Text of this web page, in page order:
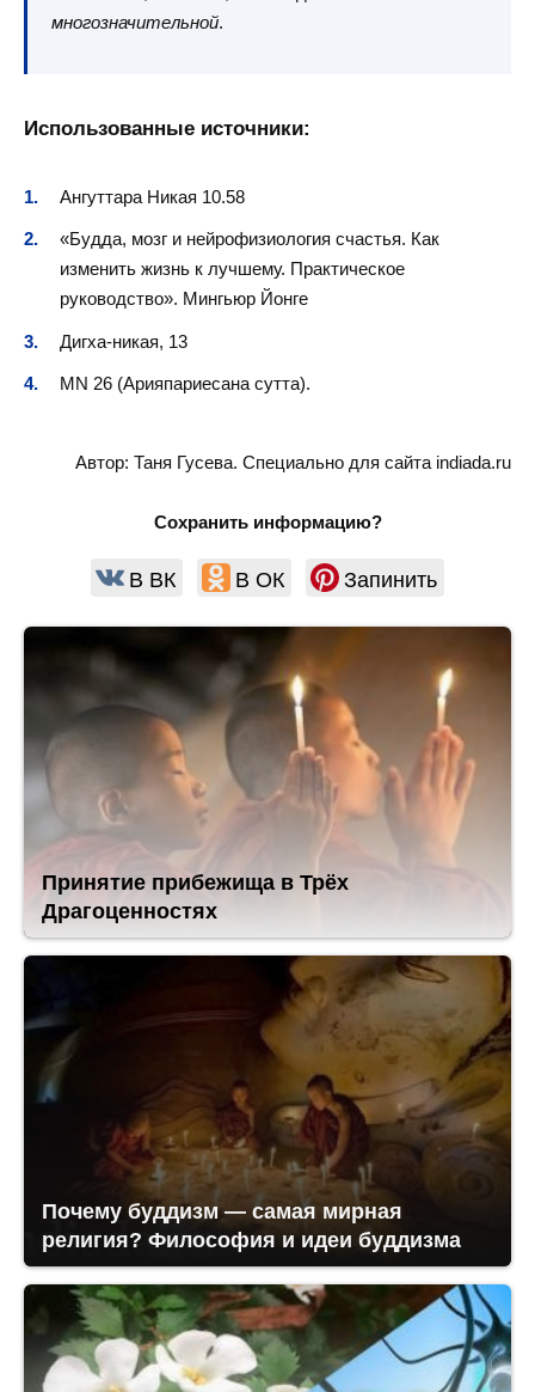
многозначительной.
Использованные источники:
Ангуттара Никая 10.58
«Будда, мозг и нейрофизиология счастья. Как
изменить жизнь к лучшему. Практическое
руководство». Мингьюр Йонге
Дигха-никая, 13
MN 26 (Арияпариесана сутта).
Автор: Таня Гусева. Специально для сайта indiada.ru
Сохранить информацию?
В ВК В ОК Запинить
Принятие прибежища в Трёх
Драгоценностях
Почему буддизм — самая мирная
религия? Философия и идеи буддизма